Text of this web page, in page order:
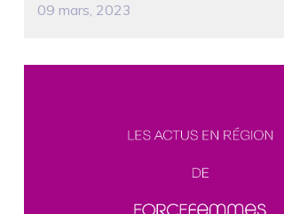
09 mars, 2023